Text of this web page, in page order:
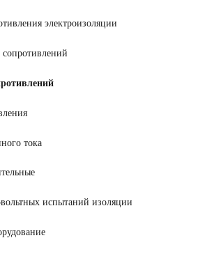
электроизоляции
тока
испытаний изоляции